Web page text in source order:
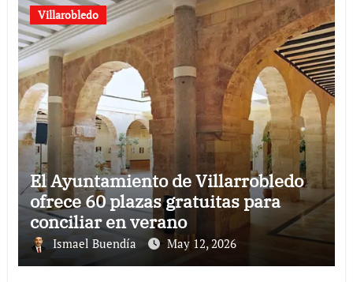
Villarobledo
El Ayuntamiento de Villarrobledo
ofrece 60 plazas gratuitas para
conciliar en verano
Ismael Buendía May 12, 2026